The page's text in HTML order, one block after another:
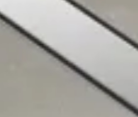
Συγκολλητικά